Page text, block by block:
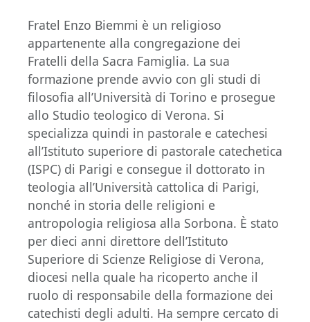
Fratel Enzo Biemmi è un religioso
appartenente alla congregazione dei
Fratelli della Sacra Famiglia. La sua
formazione prende avvio con gli studi di
filosofia all’Università di Torino e prosegue
allo Studio teologico di Verona. Si
specializza quindi in pastorale e catechesi
all’Istituto superiore di pastorale catechetica
(ISPC) di Parigi e consegue il dottorato in
teologia all’Università cattolica di Parigi,
nonché in storia delle religioni e
antropologia religiosa alla Sorbona. È stato
per dieci anni direttore dell’Istituto
Superiore di Scienze Religiose di Verona,
diocesi nella quale ha ricoperto anche il
ruolo di responsabile della formazione dei
catechisti degli adulti. Ha sempre cercato di